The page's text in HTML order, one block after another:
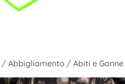
/Abbigliamento /Abiti e Gonne